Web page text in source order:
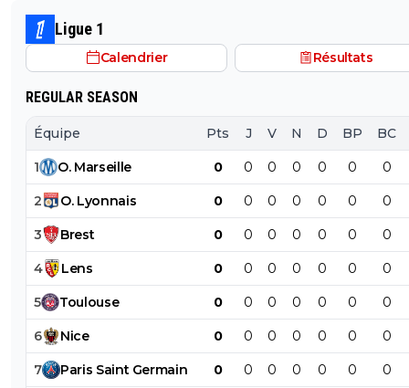
me trompe)
Ligue 1
Calendrier Résultats
REGULAR SEASON
Équipe Pts J V N D BP BC
1 O. Marseille 0 0 0 0 0 0 0
2 O. Lyonnais 0 0 0 0 0 0 0
3 Brest 0 0 0 0 0 0 0
4 Lens 0 0 0 0 0 0 0
5 Toulouse 0 0 0 0 0 0 0
6 Nice 0 0 0 0 0 0 0
7 Paris Saint Germain 0 0 0 0 0 0 0